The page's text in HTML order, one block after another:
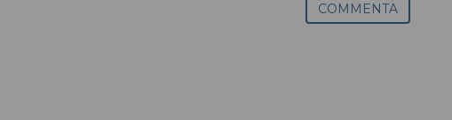
COMMENTA